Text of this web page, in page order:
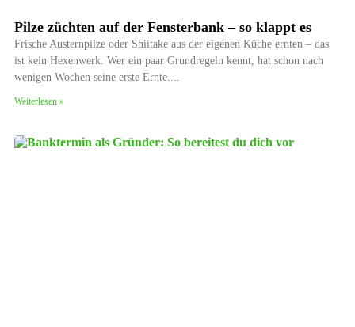
Pilze züchten auf der Fensterbank – so klappt es
Frische Austernpilze oder Shiitake aus der eigenen Küche ernten – das
ist kein Hexenwerk. Wer ein paar Grundregeln kennt, hat schon nach
wenigen Wochen seine erste Ernte.
Weiterlesen »